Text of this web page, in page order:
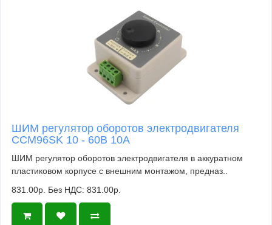
ШИМ регулятор оборотов электродвигателя
CCM96SK 10 - 60В 10А
ШИМ регулятор оборотов электродвигателя в аккуратном
пластиковом корпусе с внешним монтажом, предназ..
831.00р. Без НДС: 831.00р.